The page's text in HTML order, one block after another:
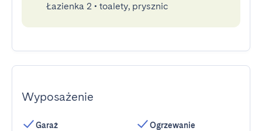
Łazienka 2 • toalety, prysznic
Wyposażenie
Garaż
Ogrzewanie